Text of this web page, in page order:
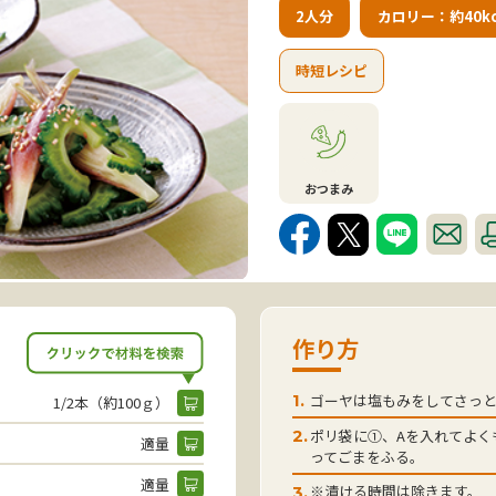
2人分 カロリー：約
時短レシピ
おつまみ
1/2本（約100ｇ）
適量
適量
作り方
1. ゴーヤは塩もみをしてさっ
2.ポリ袋に①、Aを入れてよく
ってごまをふる。
※漬ける時間は除きます。